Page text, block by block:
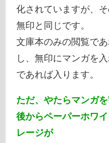
化されていますが、
無印と同じです。
文庫本のみの閲覧で
し、無印にマンガを
であれば入ります。
ただ、やたらマンガ
後からペーパーホワ
レージが